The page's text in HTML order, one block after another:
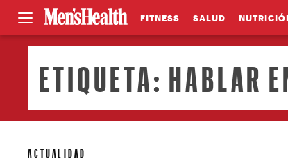
FITNESS SALUD
ETIQUETA: HABLAR
ACTUALIDAD